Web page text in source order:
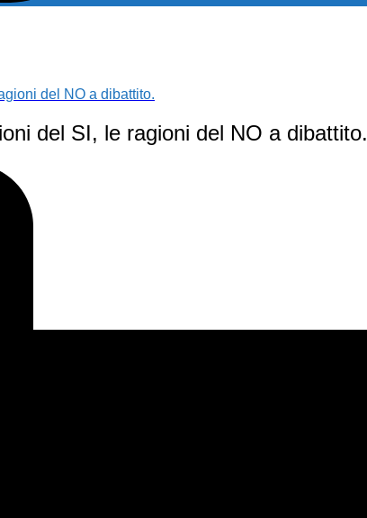
del NO a dibattito.
del SI, le ragioni del NO a dibattito.